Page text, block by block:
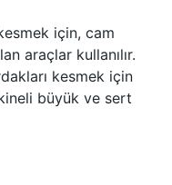
için, cam
araçlar kullanılır.
kesmek için
büyük ve sert